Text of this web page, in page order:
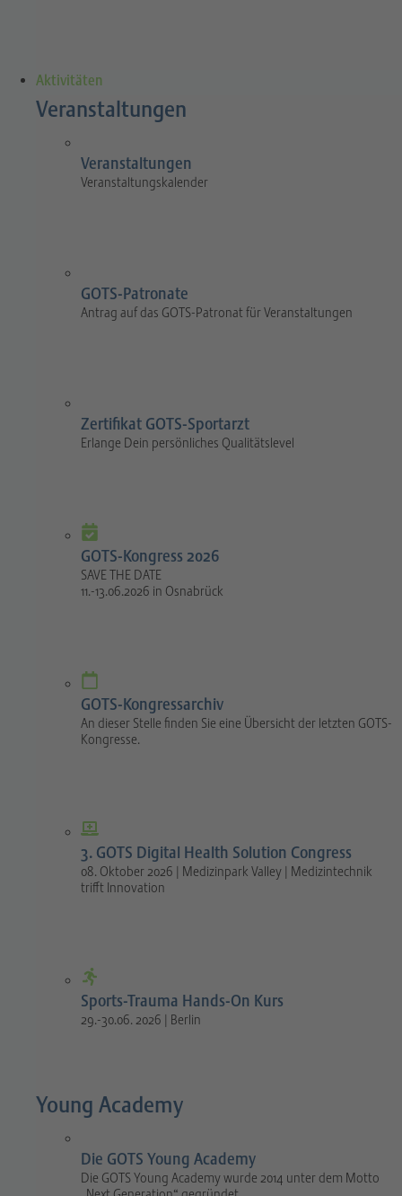
Aktivitäten
Veranstaltungen
Veranstaltungen
Veranstaltungskalender
GOTS-Patronate
Antrag auf das GOTS-Patronat für Veranstaltungen
Zertifikat GOTS-Sportarzt
Erlange Dein persönliches Qualitätslevel
GOTS-Kongress 2026
SAVE THE DATE
11.-13.06.2026 in Osnabrück
GOTS-Kongressarchiv
An dieser Stelle finden Sie eine Übersicht der letzten GOTS-
Kongresse.
3. GOTS Digital Health Solution Congress
08. Oktober 2026 | Medizinpark Valley | Medizintechnik
trifft Innovation
Sports-Trauma Hands-On Kurs
29.-30.06. 2026 | Berlin
Young Academy
Die GOTS Young Academy
Die GOTS Young Academy wurde 2014 unter dem Motto